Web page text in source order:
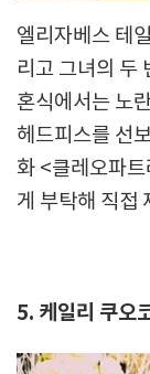
엘리자베스 테
리고 그녀의 두
혼식에서는 노
헤드피스를 선
화 <클레오파트
게 부탁해 직접
5. 케일리 쿠오